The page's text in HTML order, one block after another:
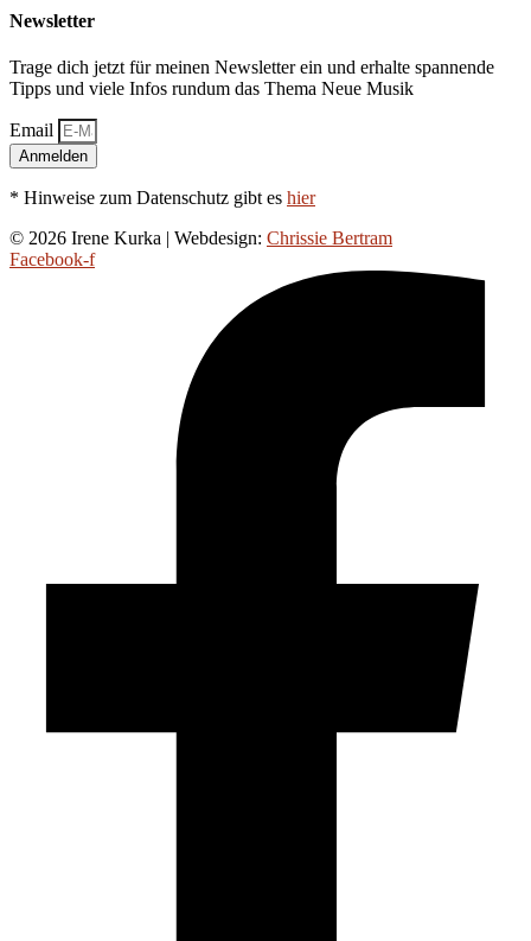
Newsletter
Trage dich jetzt für meinen Newsletter ein und erhalte spannende
Tipps und viele Infos rundum das Thema Neue Musik
Email
Anmelden
* Hinweise zum Datenschutz gibt es hier
© 2026 Irene Kurka | Webdesign: Chrissie Bertram
Facebook-f